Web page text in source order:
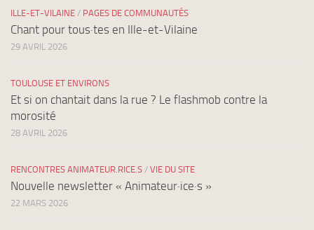
ILLE-ET-VILAINE / PAGES DE COMMUNAUTÉS
Chant pour tous·tes en Ille-et-Vilaine
29 AVRIL 2026
TOULOUSE ET ENVIRONS
Et si on chantait dans la rue ? Le flashmob contre la
morosité
28 AVRIL 2026
RENCONTRES ANIMATEUR.RICE.S / VIE DU SITE
Nouvelle newsletter « Animateur·ice·s »
22 MARS 2026